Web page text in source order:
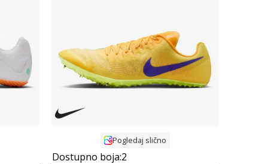
Uporedi
Pogledaj slično
Dostupno boja:2